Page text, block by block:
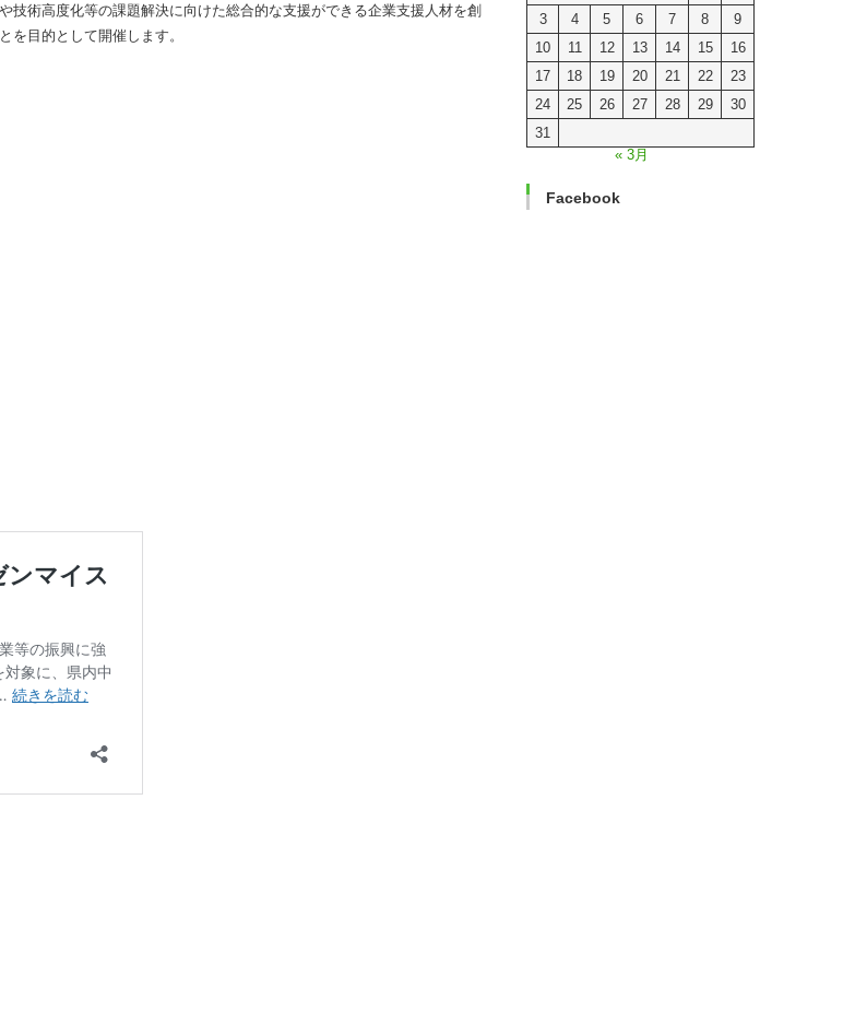
術高度化等の課題解決に向けた総合的な支援ができる企業支援人材を創
を目的として開催します。
3
4 5 6 7 8
9
10
11 12 13 14 15
16
17
18 19 20 21 22
23
24
25 26 27 28 29
30
31
« 3月
Facebook